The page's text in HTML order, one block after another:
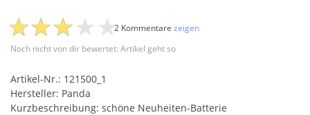
Noch nicht von dir bewertet: Artikel geht so
2 Kommentare zeigen
Artikel-Nr.: 121500_1
Hersteller: Panda
Kurzbeschreibung: schöne Neuheiten-Batterie